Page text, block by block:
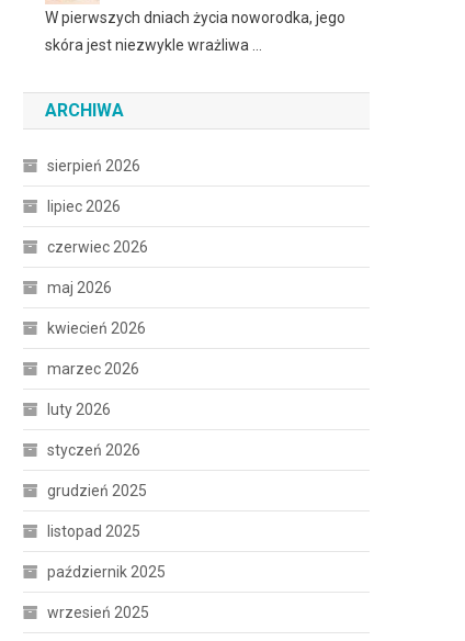
W pierwszych dniach życia noworodka, jego
skóra jest niezwykle wrażliwa …
ARCHIWA
sierpień 2026
lipiec 2026
czerwiec 2026
maj 2026
kwiecień 2026
marzec 2026
luty 2026
styczeń 2026
grudzień 2025
listopad 2025
październik 2025
wrzesień 2025